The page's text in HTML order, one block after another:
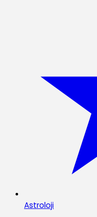
Astroloji